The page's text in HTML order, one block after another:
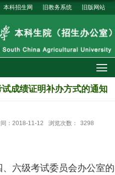
旧版网站
旧教务系统
本科招生网
成绩证明补办方式的通知
：2018-11-12 浏览次数： 3298
六级考试委员会办公室的